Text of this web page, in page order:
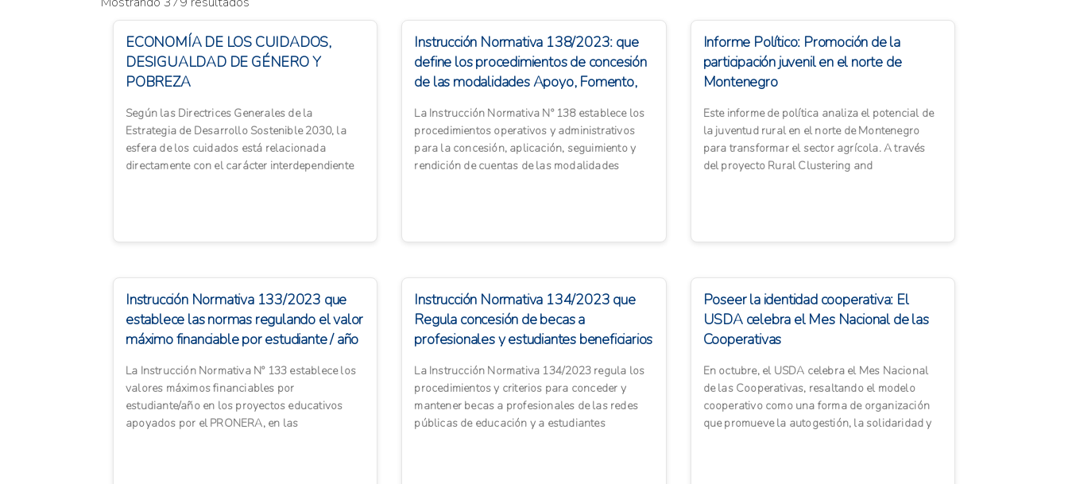
ECONOMÍA DE LOS CUIDADOS,
DESIGUALDAD DE GÉNERO Y
POBREZA
Según las Directrices Generales de la
Estrategia de Desarrollo Sostenible 2030, la
esfera de los cuidados está relacionada
directamente con el carácter interdependiente
Instrucción Normativa 138/2023: que
define los procedimientos de concesión
de las modalidades Apoyo, Fomento,
La Instrucción Normativa Nº 138 establece los
procedimientos operativos y administrativos
para la concesión, aplicación, seguimiento y
rendición de cuentas de las modalidades
Informe Político: Promoción de la
participación juvenil en el norte de
Montenegro
Este informe de política analiza el potencial de
la juventud rural en el norte de Montenegro
para transformar el sector agrícola. A través
del proyecto Rural Clustering and
Instrucción Normativa 133/2023 que
establece las normas regulando el valor
máximo financiable por estudiante / año
La Instrucción Normativa Nº 133 establece los
valores máximos financiables por
estudiante/año en los proyectos educativos
apoyados por el PRONERA, en las
Instrucción Normativa 134/2023 que
Regula concesión de becas a
profesionales y estudiantes beneficiarios
La Instrucción Normativa 134/2023 regula los
procedimientos y criterios para conceder y
mantener becas a profesionales de las redes
públicas de educación y a estudiantes
Poseer la identidad cooperativa: El
USDA celebra el Mes Nacional de las
Cooperativas
En octubre, el USDA celebra el Mes Nacional
de las Cooperativas, resaltando el modelo
cooperativo como una forma de organización
que promueve la autogestión, la solidaridad y